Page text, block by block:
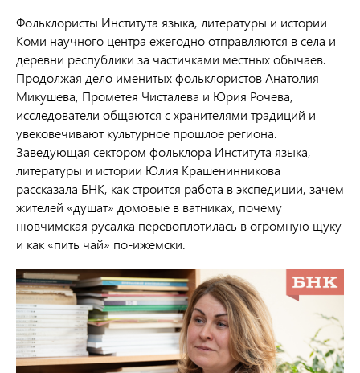
Фольклористы Института языка, литературы и истории
Коми научного центра ежегодно отправляются в села и
деревни республики за частичками местных обычаев.
Продолжая дело именитых фольклористов Анатолия
Микушева, Прометея Чисталева и Юрия Рочева,
исследователи общаются с хранителями традиций и
увековечивают культурное прошлое региона.
Заведующая сектором фольклора Института языка,
литературы и истории Юлия Крашенинникова
рассказала БНК, как строится работа в экспедиции, зачем
жителей «душат» домовые в ватниках, почему
нювчимская русалка перевоплотилась в огромную щуку
и как «пить чай» по-ижемски.